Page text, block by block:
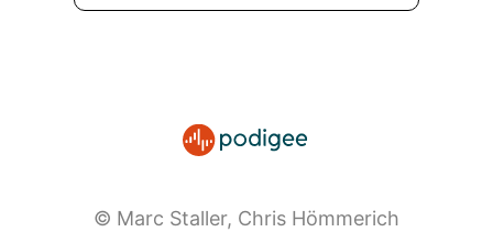
© Marc Staller, Chris Hömmerich